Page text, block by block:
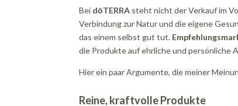
Bei dōTERRA steht nicht der Verkauf im
Verbindung zur Natur und die eigene
das einem selbst gut tut.
die Produkte auf ehrliche und persönliche
Hier ein paar Argumente, die meiner
Reine, kraftvolle Produkte